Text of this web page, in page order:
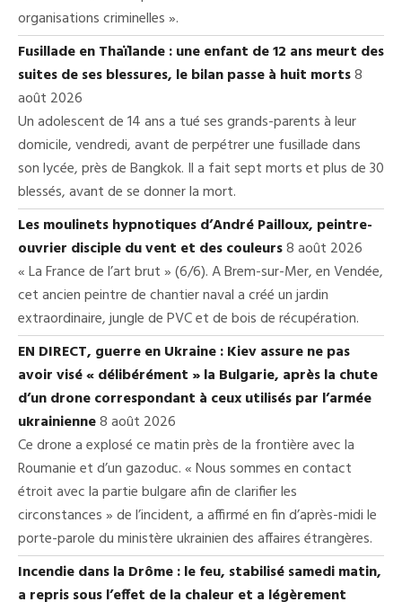
organisations criminelles ».
Fusillade en Thaïlande : une enfant de 12 ans meurt des
suites de ses blessures, le bilan passe à huit morts8
août 2026
Un adolescent de 14 ans a tué ses grands-parents à leur
domicile, vendredi, avant de perpétrer une fusillade dans
son lycée, près de Bangkok. Il a fait sept morts et plus de 30
blessés, avant de se donner la mort.
Les moulinets hypnotiques d’André Pailloux, peintre-
ouvrier disciple du vent et des couleurs8 août 2026
« La France de l’art brut » (6/6). A Brem-sur-Mer, en Vendée,
cet ancien peintre de chantier naval a créé un jardin
extraordinaire, jungle de PVC et de bois de récupération.
EN DIRECT, guerre en Ukraine : Kiev assure ne pas
avoir visé « délibérément » la Bulgarie, après la chute
d’un drone correspondant à ceux utilisés par l’armée
ukrainienne8 août 2026
Ce drone a explosé ce matin près de la frontière avec la
Roumanie et d’un gazoduc. « Nous sommes en contact
étroit avec la partie bulgare afin de clarifier les
circonstances » de l’incident, a affirmé en fin d’après-midi le
porte-parole du ministère ukrainien des affaires étrangères.
Incendie dans la Drôme : le feu, stabilisé samedi matin,
a repris sous l’effet de la chaleur et a légèrement